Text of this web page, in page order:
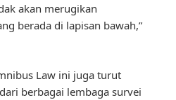
akan merugikan
berada di lapisan bawah,”
Law ini juga turut
berbagai lembaga survei